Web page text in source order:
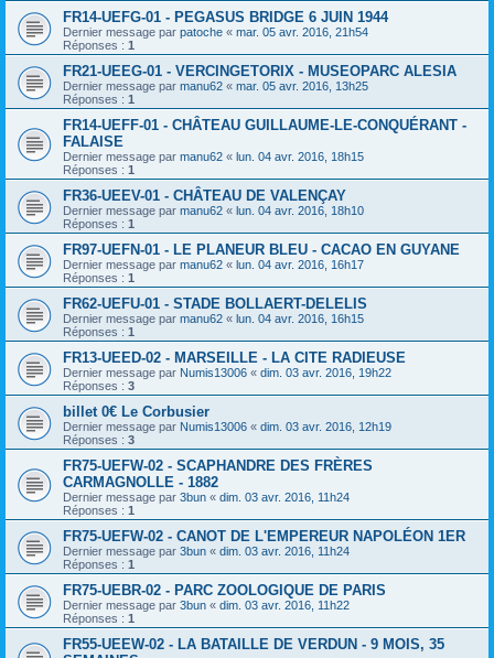
FR14-UEFG-01 - PEGASUS BRIDGE 6 JUIN 1944
Dernier message par patoche « mar. 05 avr. 2016, 21h54
Réponses : 1
FR21-UEEG-01 - VERCINGETORIX - MUSEOPARC ALESIA
Dernier message par manu62 « mar. 05 avr. 2016, 13h25
Réponses : 1
FR14-UEFF-01 - CHÂTEAU GUILLAUME-LE-CONQUÉRANT -
FALAISE
Dernier message par manu62 « lun. 04 avr. 2016, 18h15
Réponses : 1
FR36-UEEV-01 - CHÂTEAU DE VALENÇAY
Dernier message par manu62 « lun. 04 avr. 2016, 18h10
Réponses : 1
FR97-UEFN-01 - LE PLANEUR BLEU - CACAO EN GUYANE
Dernier message par manu62 « lun. 04 avr. 2016, 16h17
Réponses : 1
FR62-UEFU-01 - STADE BOLLAERT-DELELIS
Dernier message par manu62 « lun. 04 avr. 2016, 16h15
Réponses : 1
FR13-UEED-02 - MARSEILLE - LA CITE RADIEUSE
Dernier message par Numis13006 « dim. 03 avr. 2016, 19h22
Réponses : 3
billet 0€ Le Corbusier
Dernier message par Numis13006 « dim. 03 avr. 2016, 12h19
Réponses : 3
FR75-UEFW-02 - SCAPHANDRE DES FRÈRES
CARMAGNOLLE - 1882
Dernier message par 3bun « dim. 03 avr. 2016, 11h24
Réponses : 1
FR75-UEFW-02 - CANOT DE L'EMPEREUR NAPOLÉON 1ER
Dernier message par 3bun « dim. 03 avr. 2016, 11h24
Réponses : 1
FR75-UEBR-02 - PARC ZOOLOGIQUE DE PARIS
Dernier message par 3bun « dim. 03 avr. 2016, 11h22
Réponses : 1
FR55-UEEW-02 - LA BATAILLE DE VERDUN - 9 MOIS, 35